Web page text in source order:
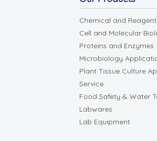
Chemical and
Cell and Molecular
Proteins and Enzymes
Microbiology
Plant Tissue Culture
Service
Food Safety & Water
Labwares
Lab Equipment